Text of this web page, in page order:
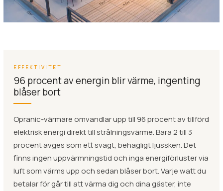
EFFEKTIVITET
96 procent av energin blir värme, ingenting
blåser bort
Opranic-värmare omvandlar upp till 96 procent av tillförd
elektrisk energi direkt till strålningsvärme. Bara 2 till 3
procent avges som ett svagt, behagligt ljussken. Det
finns ingen uppvärmningstid och inga energiförluster via
luft som värms upp och sedan blåser bort. Varje watt du
betalar för går till att värma dig och dina gäster, inte